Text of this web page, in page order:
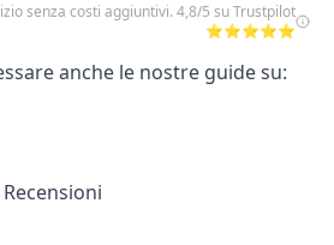
senza costi aggiuntivi. 4,8/5 su Trustpilot
⭐⭐⭐⭐⭐
anche le nostre guide su: